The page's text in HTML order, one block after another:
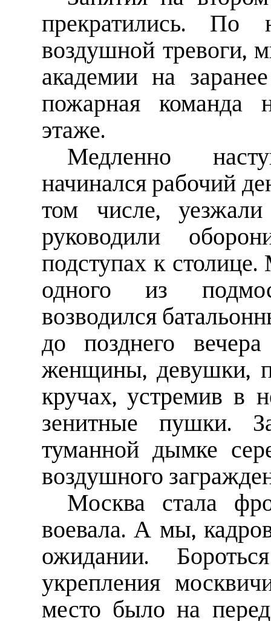
прекратились. По
воздушной тревоги,
академии на
пожарная команда
этаже.
Медленно
начинался рабочий
том числе,
руководили
подступах к
одного из
возводился
до позднего
женщины, девушки,
кручах, устремив в
зенитные пушки.
туманной дымке
воздушного
Москва стала
воевала. А мы,
ожидании.
укрепления
место было на